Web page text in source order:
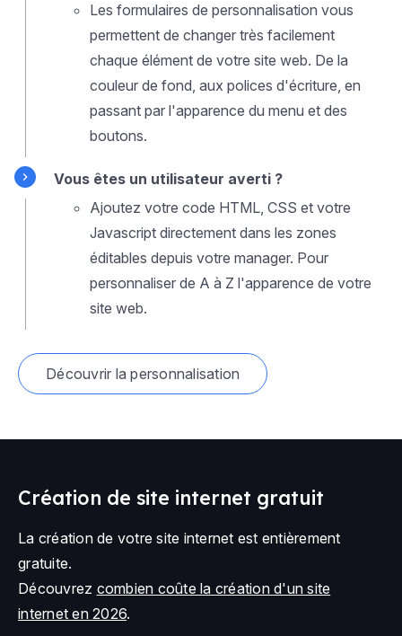
Les formulaires de personnalisation vous
permettent de changer très facilement
chaque élément de votre site web. De la
couleur de fond, aux polices d'écriture, en
passant par l'apparence du menu et des
boutons.
Vous êtes un utilisateur averti ?
Ajoutez votre code HTML, CSS et votre
Javascript directement dans les zones
éditables depuis votre manager. Pour
personnaliser de A à Z l'apparence de votre
site web.
Découvrir la personnalisation
Création de site internet gratuit
La création de votre site internet est entièrement
gratuite.
Découvrez combien coûte la création d'un site
internet en 2026.